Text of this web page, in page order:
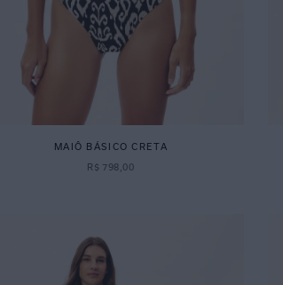
MAIÔ BÁSICO CRETA
R$ 798 00